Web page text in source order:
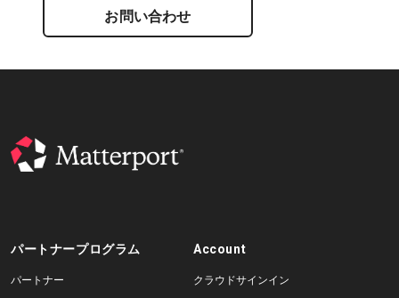
お問い合わせ
パートナープログラム
パートナー
Account
クラウドサインイン